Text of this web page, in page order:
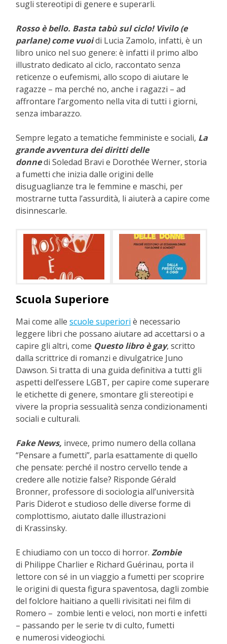
sugli stereotipi di genere e superarli.
Rosso è bello. Basta tabù sul ciclo! Vivilo (e
parlane) come vuoidi Lucia Zamolo, infatti, è un
libro unico nel suo genere: è infatti il primo albo
illustrato dedicato al ciclo, raccontato senza
reticenze o eufemismi, allo scopo di aiutare le
ragazze – ma perché no, anche i ragazzi – ad
affrontare l’argomento nella vita di tutti i giorni,
senza imbarazzo.
Sempre legato a tematiche femministe e sociali, La
grande avventura dei diritti delle
donnedi Soledad Bravi e Dorothée Werner, storia
a fumetti che inizia dalle origini delle
disuguaglianze tra le femmine e maschi, per
mostrarne tutta l’assurdità, li aiuterà a capire come
disinnescarle.
Scuola Superiore
Mai come alle scuole superiori è necessario
leggere libri che possano aiutare ad accettarsi o a
capire gli altri, come Questo libro è gay, scritto
dalla scrittrice di romanzi e divulgatrice Juno
Dawson. Si tratta di una guida definitiva a tutti gli
aspetti dell’essere LGBT, per capire come superare
le etichette di genere, smontare gli stereotipi e
vivere la propria sessualità senza condizionamenti
sociali e culturali.
Fake News, invece, primo numero della collana
“Pensare a fumetti”, parla esattamente di quello
che pensate: perché il nostro cervello tende a
credere alle notizie false? Risponde Gérald
Bronner, professore di sociologia all’università
Paris Diderot e studioso delle diverse forme di
complottismo, aiutato dalle illustrazioni
di Krassinsky.
E chiudiamo con un tocco di horror. Zombie
di Philippe Charlier e Richard Guérinau, porta il
lettore con sé in un viaggio a fumetti per scoprire
le origini di questa figura spaventosa, dagli zombie
del folclore haitiano a quelli rivisitati nei film di
Romero – zombie lenti e veloci, non morti e infetti
– passando per le serie tv di culto, fumetti
e numerosi videogiochi.